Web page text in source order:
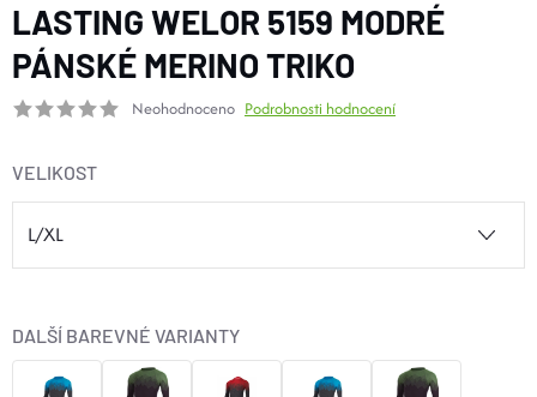
VYBAVENÍ
CYKLISTIKA
Doprava a platba
Reklamace
Výměna a vrácení
Stav objednávky
LASTING WELOR 5159 MODRÉ
PÁNSKÉ MERINO TRIKO
Neohodnoceno Podrobnosti hodnocení
VELIKOST
DALŠÍ BAREVNÉ VARIANTY